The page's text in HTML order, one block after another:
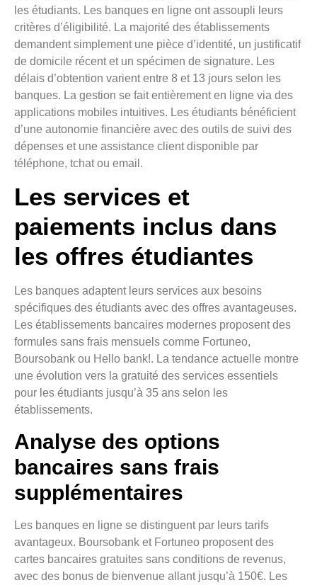
les étudiants. Les banques en ligne ont assoupli leurs
critères d’éligibilité. La majorité des établissements
demandent simplement une pièce d’identité, un justificatif
de domicile récent et un spécimen de signature. Les
délais d’obtention varient entre 8 et 13 jours selon les
banques. La gestion se fait entièrement en ligne via des
applications mobiles intuitives. Les étudiants bénéficient
d’une autonomie financière avec des outils de suivi des
dépenses et une assistance client disponible par
téléphone, tchat ou email.
Les services et
paiements inclus dans
les offres étudiantes
Les banques adaptent leurs services aux besoins
spécifiques des étudiants avec des offres avantageuses.
Les établissements bancaires modernes proposent des
formules sans frais mensuels comme Fortuneo,
Boursobank ou Hello bank!. La tendance actuelle montre
une évolution vers la gratuité des services essentiels
pour les étudiants jusqu’à 35 ans selon les
établissements.
Analyse des options
bancaires sans frais
supplémentaires
Les banques en ligne se distinguent par leurs tarifs
avantageux. Boursobank et Fortuneo proposent des
cartes bancaires gratuites sans conditions de revenus,
avec des bonus de bienvenue allant jusqu’à 150€. Les